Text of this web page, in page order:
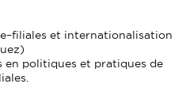
et internationalisation
en politiques et pratiques de